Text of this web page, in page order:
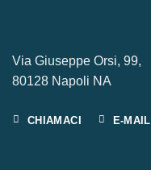
Via Giuseppe Orsi, 99,
80128 Napoli NA
CHIAMACI E-MAIL